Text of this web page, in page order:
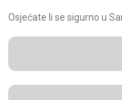
Osjećate li se sigurno u